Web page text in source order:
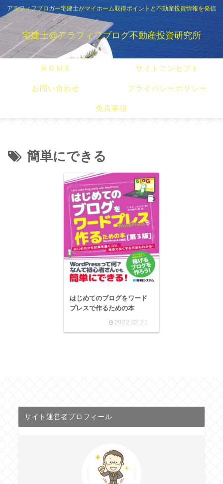
アラフィフブロガー宅建士がマイホーム取得ポイントと不動産投資情報を発信
宅建士@アラフィフブログ不動産投資研究所
ＨＯＭＥ サイトコンセプト
お問い合わせ プライバシーポリシー
免責事項
簡単にできる
はじめてのブログをワード
プレスで作るための本
2022.02.21
サイト運営者プロフィール